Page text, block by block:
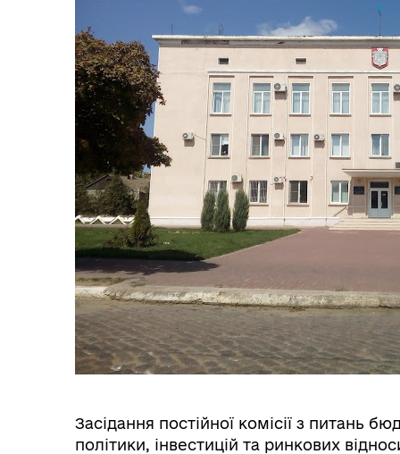
Засідання постійної комісії з питань
політики, інвестицій та ринкових